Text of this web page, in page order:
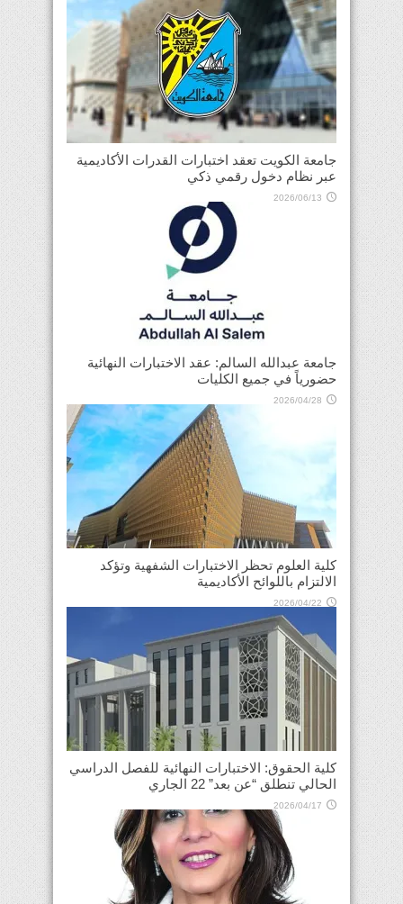
جامعة الكويت تعقد اختبارات القدرات الأكاديمية
عبر نظام دخول رقمي ذكي
2026/06/13
جامعة عبدالله السالم: عقد الاختبارات النهائية
حضورياً في جميع الكليات
2026/04/28
كلية العلوم تحظر الاختبارات الشفهية وتؤكد
الالتزام باللوائح الأكاديمية
2026/04/22
كلية الحقوق: الاختبارات النهائية للفصل الدراسي
الحالي تنطلق “عن بعد” 22 الجاري
2026/04/17